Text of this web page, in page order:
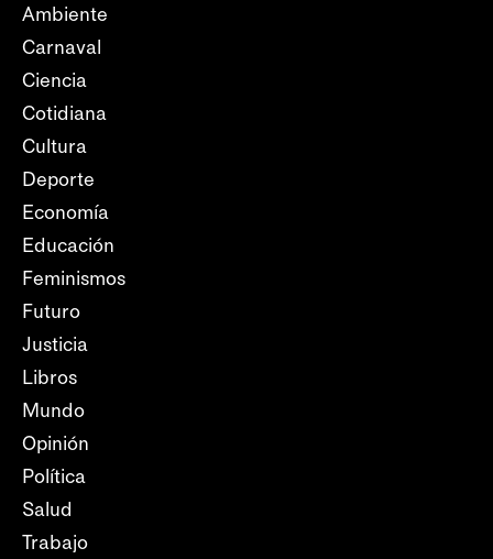
Ambiente
Carnaval
Ciencia
Cotidiana
Cultura
Deporte
Economía
Educación
Feminismos
Futuro
Justicia
Libros
Mundo
Opinión
Política
Salud
Trabajo